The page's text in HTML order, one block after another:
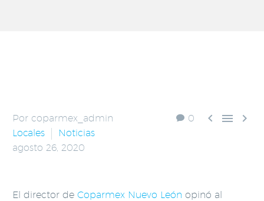
0   
Por coparmex_admin
Locales
Noticias
agosto 26, 2020
El director de Coparmex Nuevo León opinó al